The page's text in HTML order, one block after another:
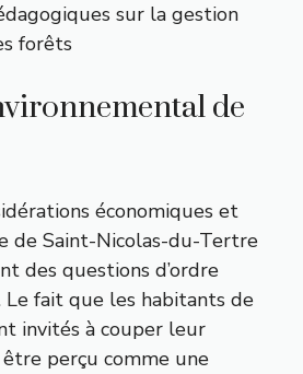
sur la gestion
forêts
de
économiques et
de Saint-Nicolas-du-Tertre
des questions d’ordre
Le fait que les habitants de
invités à couper leur
perçu comme une